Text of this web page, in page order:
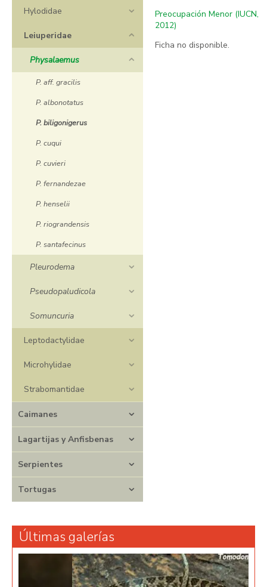
Hylodidae
Leiuperidae
Physalaemus
P. aff. gracilis
P. albonotatus
P. biligonigerus
P. cuqui
P. cuvieri
P. fernandezae
P. henselii
P. riograndensis
P. santafecinus
Pleurodema
Pseudopaludicola
Somuncuria
Leptodactylidae
Microhylidae
Strabomantidae
Caimanes
Lagartijas y Anfisbenas
Serpientes
Tortugas
Preocupación Menor (IUCN,
2012)
Ficha no disponible.
Últimas galerías